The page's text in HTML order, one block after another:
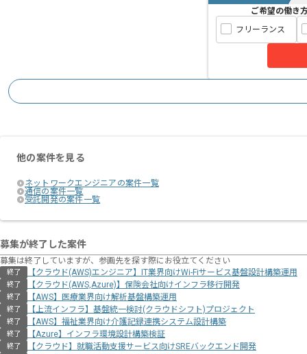
ご希望の働き
フリーランス
他の案件を見る
ネットワークエンジニアの案件一覧
通信の案件一覧
受託開発の案件一覧
募集が終了した案件
募集は終了していますが、参画先を探す際にお役立てください
終了 【クラウド(AWS)エンジニア】IT業界向けWi-Fiサービス基盤設計構築運用
終了 【クラウド(AWS,Azure)】保険会社向けインフラ移行開発
終了 【AWS】医療業界向け解析基盤構築運用
終了 【上流インフラ】基盤統一検討(クラウドシフト)プロジェクト
終了 【AWS】福祉業界向け介護記録連携システム設計構築
終了 【Azure】インフラ環境設計構築検証
終了 【クラウド】就職活動支援サービス向けSREバックエンド開発